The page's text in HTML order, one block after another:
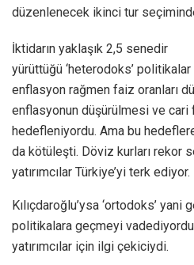
düzenlenecek ikinci tur
İktidarın yaklaşık 2,5 senedir
yürüttüğü ‘heterodoks’
enflasyon rağmen faiz oranları
enflasyonun düşürülmesi ve
hedefleniyordu. Ama bu
da kötüleşti. Döviz kurları rekor
yatırımcılar Türkiye’yi terk ediyor.
Kılıçdaroğlu’ysa ‘ortodoks’ yani
politikalara geçmeyi
yatırımcılar için ilgi çekiciydi.